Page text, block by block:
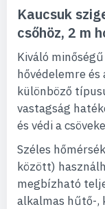
Kaucsuk
csőhöz, 2 m
Kiváló
hővédelemre és
különböző
vastagság
és védi a
Széles
között)
megbízható
alkalmas hűtő-,